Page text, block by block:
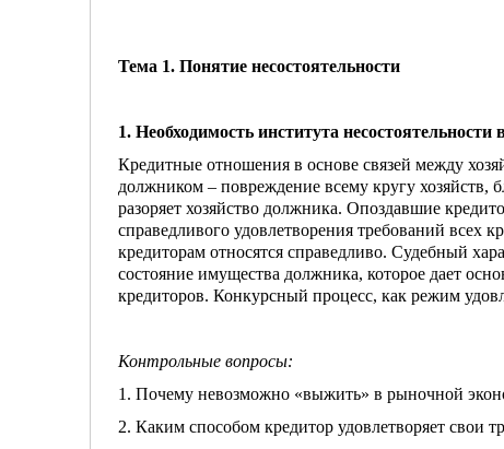
Тема 1. Понятие несостоятельности
1. Необходимость института
Кредитные отношения в основе связей между
должником – повреждение всему кругу
разоряет хозяйство должника. Опоздавшие
справедливого удовлетворения требований всех
кредиторам относятся справедливо. Судебный
состояние имущества должника, которое дает
кредиторов. Конкурсный процесс, как режим
Контрольные вопросы:
1. Почему невозможно «выжить» в рыночной
2. Каким способом кредитор удовлетворяет свои